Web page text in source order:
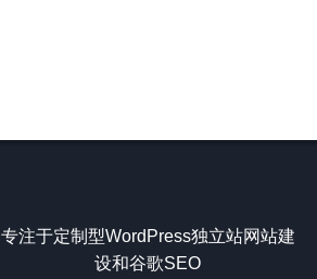
专注于定制型WordPress独立站网站建
设和谷歌SEO